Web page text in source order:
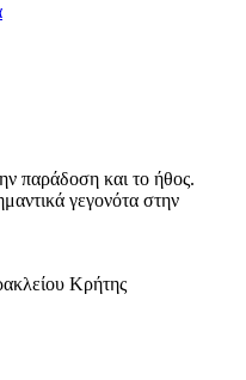
παράδοση και το ήθος.
γεγονότα στην
Κρήτης